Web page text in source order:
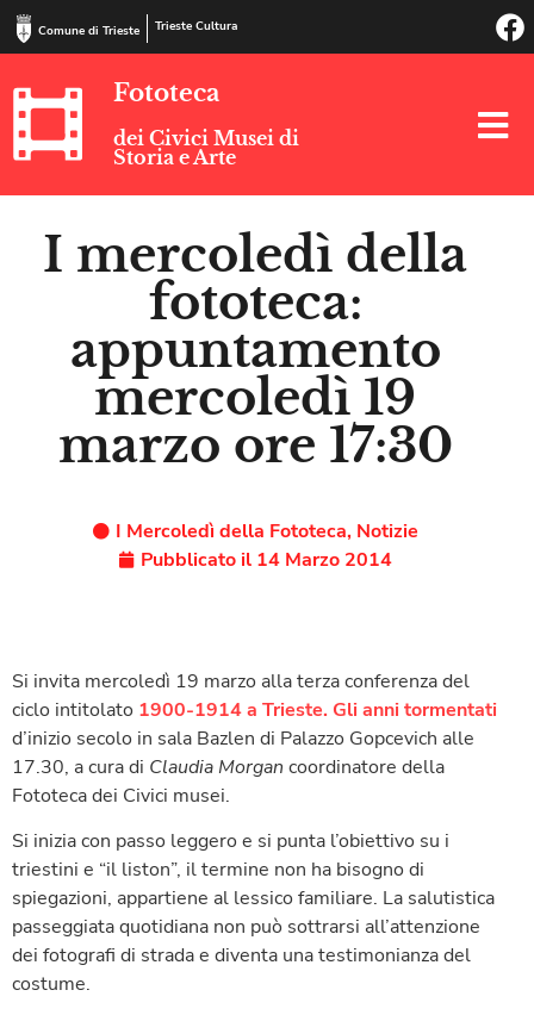
Comune di Trieste Trieste Cultura
Fototeca
dei Civici Musei di
Storia e Arte
I mercoledì della
fototeca:
appuntamento
mercoledì 19
marzo ore 17:30
I Mercoledì della Fototeca, Notizie
Pubblicato il 14 Marzo 2014
Si invita mercoledì 19 marzo alla terza conferenza del
ciclo intitolato 1900-1914 a Trieste. Gli anni tormentati
d’inizio secolo in sala Bazlen di Palazzo Gopcevich alle
17.30, a cura di Claudia Morgan coordinatore della
Fototeca dei Civici musei.
Si inizia con passo leggero e si punta l’obiettivo su i
triestini e “il liston”, il termine non ha bisogno di
spiegazioni, appartiene al lessico familiare. La salutistica
passeggiata quotidiana non può sottrarsi all’attenzione
dei fotografi di strada e diventa una testimonianza del
costume.